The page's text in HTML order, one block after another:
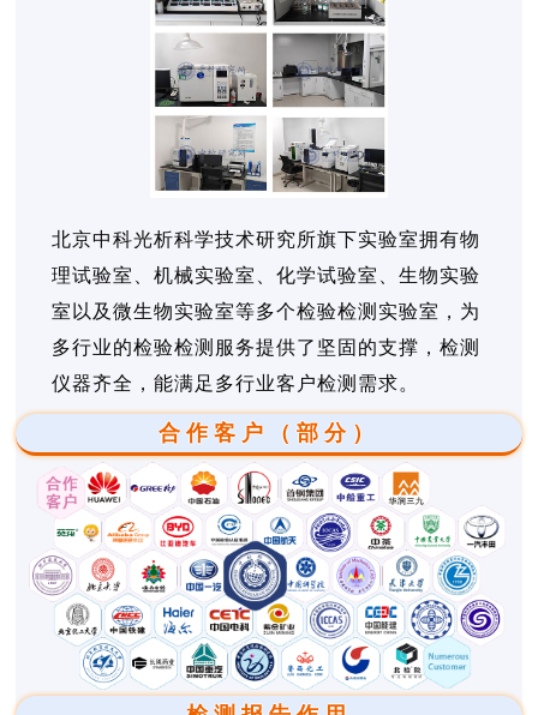
北京中科光析科学技术研究所旗下实验室拥有物
理试验室、机械实验室、化学试验室、生物实验
室以及微生物实验室等多个检验检测实验室，为
多行业的检验检测服务提供了坚固的支撑，检测
仪器齐全，能满足多行业客户检测需求。
合作客户（部分）